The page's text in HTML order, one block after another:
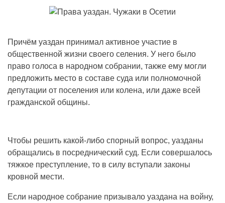
Причём уаздан принимал активное участие в
общественной жизни своего селения. У него было
право голоса в народном собрании, также ему могли
предложить место в составе суда или полномочной
депутации от поселения или колена, или даже всей
гражданской общины.
Чтобы решить какой-либо спорный вопрос, уазданы
обращались в посреднический суд. Если совершалось
тяжкое преступление, то в силу вступали законы
кровной мести.
Если народное собрание призывало уаздана на войну,